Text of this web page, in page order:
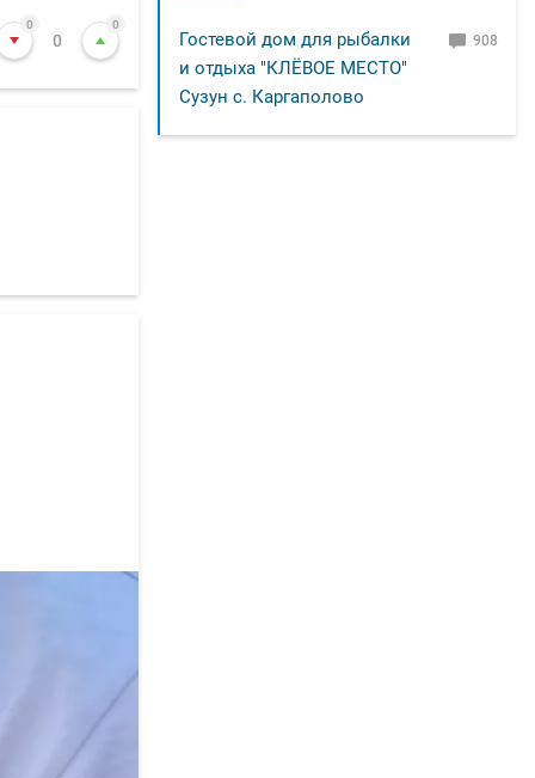
0
0
0
Гостевой дом для рыбалки
и отдыха "КЛЁВОЕ МЕСТО"
Сузун с. Каргаполово
908